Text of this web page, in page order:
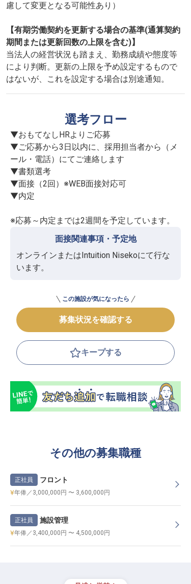
慮して変更となる可能性あり）
【有期労働契約を更新する場合の基準(通算契約
期間または更新回数の上限を含む)】
当法人の経営状況も踏まえ、勤務成績や態度等
により判断。更新の上限を予め設定するもので
はないが、これを設定する場合は別途通知。
選考フロー
▼おもてなしHRよりご応募
▼ご応募から3日以内に、採用担当者から（メ
ール・電話）にてご連絡します
▼書類選考
▼面接（2回）※WEB面接対応可
▼内定
※応募～内定までは2週間を予定しています。
面接関連事項・予定地
オンラインまたはIntuition Nisekoにて行な
います。
この施設が気になったら
募集状況を確認する
キープする
その他の募集職種
正社員 フロント
年俸／3,000,000円 〜 3,600,000円
正社員 施設管理
年俸／3,400,000円 〜 4,500,000円